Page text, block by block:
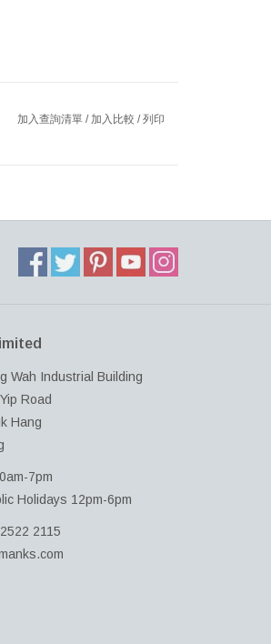
加入查詢清單 / 加入比較 /列印
Wah Industrial Building
Road
Hang
7pm
Holidays 12pm-6pm
2115